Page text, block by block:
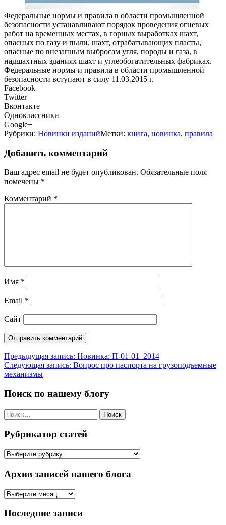
Федеральные нормы и правила в области промышленной
безопасности устанавливают порядок проведения огневых
работ на временных местах, в горных выработках шахт,
опасных по газу и пыли, шахт, отрабатывающих пласты,
опасные по внезапным выбросам угля, породы и газа, в
надшахтных зданиях шахт и углеобогатительных фабриках.
Федеральные нормы и правила в области промышленной
безопасности вступают в силу 11.03.2015 г.
Facebook
Twitter
Вконтакте
Одноклассники
Google+
Рубрики: Новинки изданийМетки: книга, новинка, правила
Добавить комментарий
Ваш адрес email не будет опубликован. Обязательные поля
помечены *
Комментарий *
Имя *
Email *
Сайт
Навигация
по
Предыдущая запись: Новинка: П-01-01–2014
Следующая запись: Вопрос про паспорта на грузоподъемные
механизмы
Поиск по нашему блогу
Найти:
Рубрикатор статей
Рубрикатор
Архив записей нашего блога
Архив
нашего
Последние записи